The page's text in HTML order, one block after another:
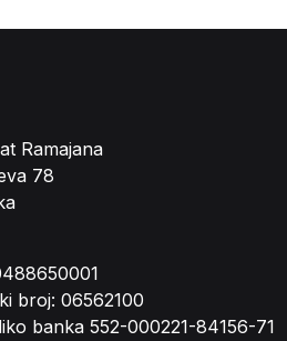
Ramajana
78
broj: 06562100
banka 552-000221-84156-71